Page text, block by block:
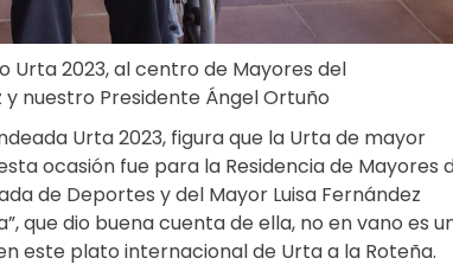
Urta 2023, al centro de Mayores del
nuestro Presidente Ángel Ortuño
Urta 2023, figura que la Urta de mayor
ocasión fue para la Residencia de Mayores
de Deportes y del Mayor Luisa Fernández
que dio buena cuenta de ella, no en vano es
este plato internacional de Urta a la Roteña.